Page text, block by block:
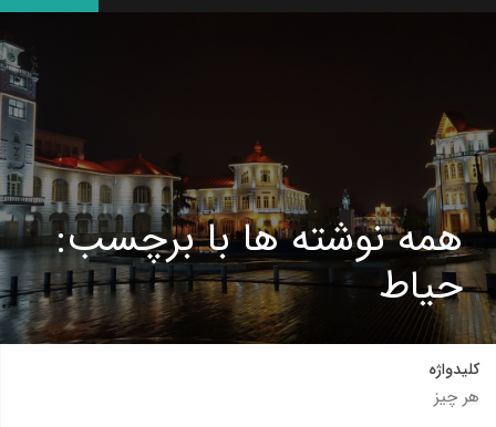
همه نوشته ها با برچسب:
حیاط
کلیدواژه